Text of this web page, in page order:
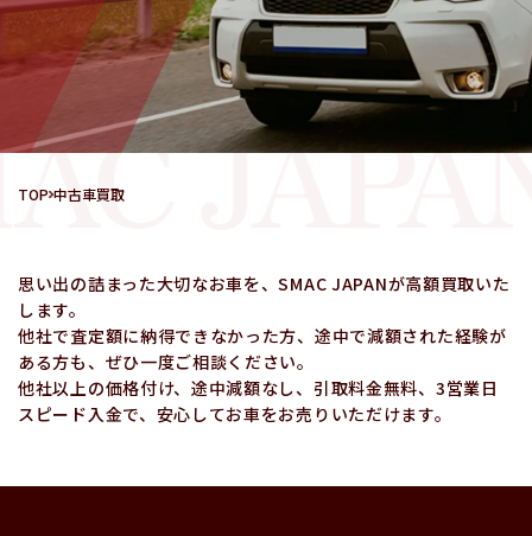
TOP 中古車買取
思い出の詰まった大切なお車を、SMAC JAPANが高額買取いた
します。
他社で査定額に納得できなかった方、途中で減額された経験が
ある方も、ぜひ一度ご相談ください。
他社以上の価格付け、途中減額なし、引取料金無料、3営業日
スピード入金で、安心してお車をお売りいただけます。